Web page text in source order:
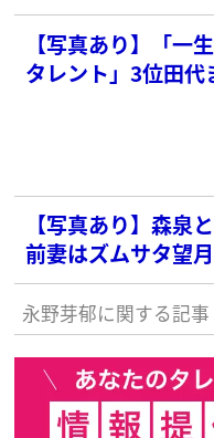
【写真あり】「一
タレント」3位田
【写真あり】森泉
前妻はズムサタ望
永野芽郁に関する記事